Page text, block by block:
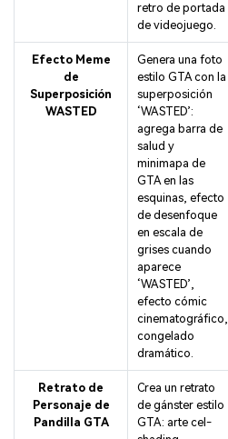
retro de portada
de videojuego.
Efecto Meme
de
Superposición
WASTED
Genera una foto
estilo GTA con la
superposición
‘WASTED’:
agrega barra de
salud y
minimapa de
GTA en las
esquinas, efecto
de desenfoque
en escala de
grises cuando
aparece
‘WASTED’,
efecto cómic
cinematográfico,
congelado
dramático.
Retrato de
Personaje de
Pandilla GTA
Crea un retrato
de gánster estilo
GTA: arte cel-